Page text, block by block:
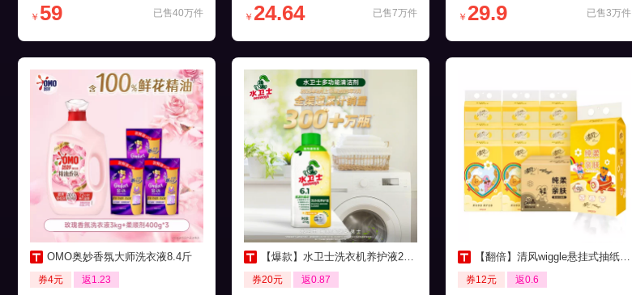
已售40万件
￥ 59 已售7万件
￥ 24.64 已售3万件
￥ 29.9
OMO奥妙香氛大师洗衣液8.4斤
券4元 返1.23
【爆款】水卫士洗衣机养护液270ml*3瓶装
券20元 返0.87
【翻倍】清风wiggle悬挂式抽纸250抽10提
券12元 返0.6